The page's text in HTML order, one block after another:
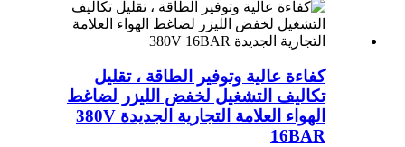
كفاءة عالية وتوفير الطاقة ، تقليل
تكاليف التشغيل لخفض الليزر لضاغط
الهواء العلامة التجارية الجديدة 380V
16BAR